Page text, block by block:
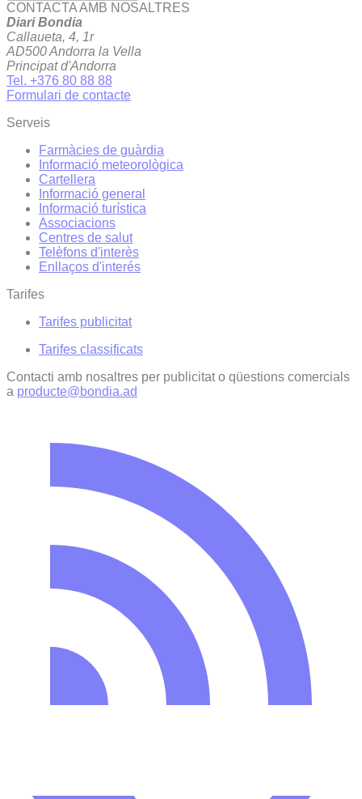
CONTACTA AMB NOSALTRES
Diari Bondia
Callaueta, 4, 1r
AD500 Andorra la Vella
Principat d'Andorra
Tel. +376 80 88 88
Formulari de contacte
Serveis
Farmàcies de guàrdia
Informació meteorològica
Cartellera
Informació general
Informació turística
Associacions
Centres de salut
Telèfons d'interès
Enllaços d'interés
Tarifes
Tarifes publicitat
Tarifes classificats
Contacti amb nosaltres per publicitat o qüestions comercials
a producte@bondia.ad